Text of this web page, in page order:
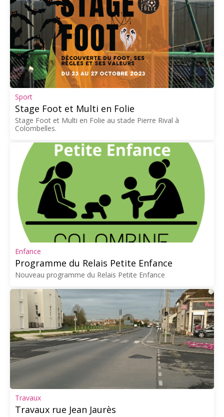
Sport
Stage Foot et Multi en Folie
Stage Foot et Multi en Folie au stade Pierre Rival à
Colombelles.
Enfance
Programme du Relais Petite Enfance
Nouveau programme du Relais Petite Enfance
Travaux
Travaux rue Jean Jaurès